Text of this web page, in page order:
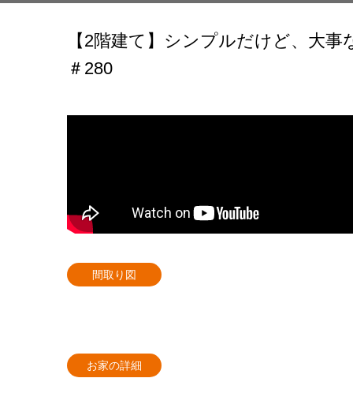
【2階建て】シンプルだけど、大
＃280
間取り図
お家の詳細